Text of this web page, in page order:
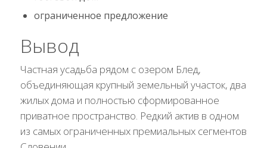
ограниченное предложение
Вывод
Частная усадьба рядом с озером Блед,
объединяющая крупный земельный участок, два
жилых дома и полностью сформированное
приватное пространство. Редкий актив в одном
из самых ограниченных премиальных сегментов